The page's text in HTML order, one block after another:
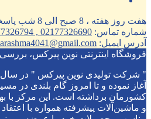
هفت روز هفته ، 8 صبح الی 8 شب پاسخگوی شما هستیم.
شماره تماس: 02177326690 , 02177326794 , 09122868752
آدرس ایمیل: arashma4041@gmail.com
فروشگاه اینترنتی نوین پیرکس،
آغاز نموده و تا امروز گام بلندی در
کشورمان برداشته است. این مرکز با
و ماشین‌آلات پیشرفته همواره با